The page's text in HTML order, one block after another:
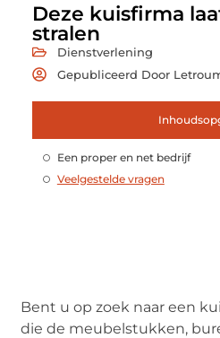
Deze kuisfirma
stralen
Dienstverlening
Gepubliceerd Door
Een proper en net bedrijf
Veelgestelde vragen
Bent u op zoek naar een
die de meubelstukken,